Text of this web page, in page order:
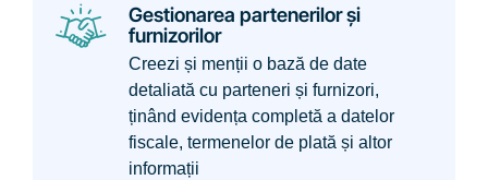
Gestionarea partenerilor și
furnizorilor
Creezi și menții o bază de date
detaliată cu parteneri și furnizori,
ținând evidența completă a datelor
fiscale, termenelor de plată și altor
informații